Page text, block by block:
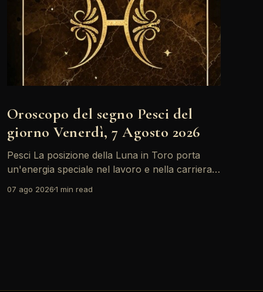
Oroscopo del segno Pesci del
giorno Venerdì, 7 Agosto 2026
Pesci La posizione della Luna in Toro porta
un'energia speciale nel lavoro e nella carriera.
Coeli, ci sono buone opportunità per brillare e
07 ago 20261 min read